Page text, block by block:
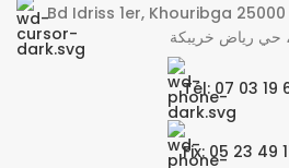
Bd Idriss 1er, Khouribga 25000 شارع مولاي إدريس الأول ،
Tél: 07 03 19
Fix: 05 23 49